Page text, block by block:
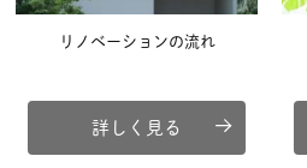
リノベーションの流れ
詳しく見る